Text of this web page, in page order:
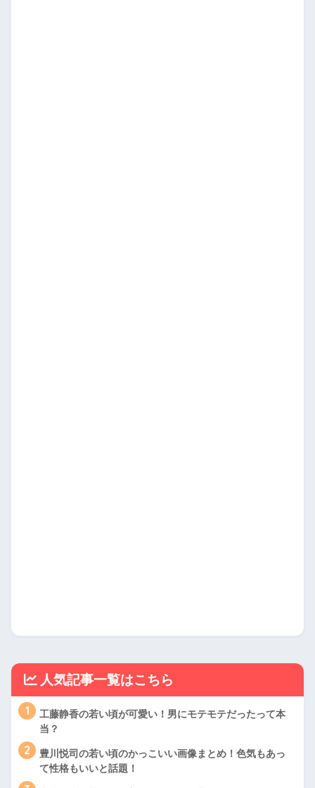
人気記事一覧はこちら
1
工藤静香の若い頃が可愛い！男にモテモテだったって本
当？
2
豊川悦司の若い頃のかっこいい画像まとめ！色気もあっ
て性格もいいと話題！